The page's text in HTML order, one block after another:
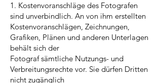
1. Kostenvoranschläge des Fotografen
sind unverbindlich. An von ihm erstellten
Kostenvoranschlägen, Zeichnungen,
Grafiken, Plänen und anderen Unterlagen
behält sich der
Fotograf sämtliche Nutzungs- und
Verbreitungsrechte vor. Sie dürfen Dritten
nicht zugänglich